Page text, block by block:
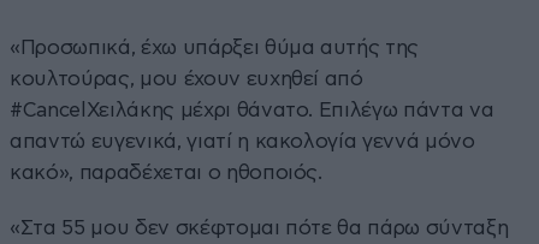
«Προσωπικά, έχω υπάρξει θύμα αυτής της
κουλτούρας, μου έχουν ευχηθεί από
#CancelΧειλάκης μέχρι θάνατο. Επιλέγω πάντα να
απαντώ ευγενικά, γιατί η κακολογία γεννά μόνο
κακό», παραδέχεται ο ηθοποιός.
«Στα 55 μου δεν σκέφτομαι πότε θα πάρω σύνταξη